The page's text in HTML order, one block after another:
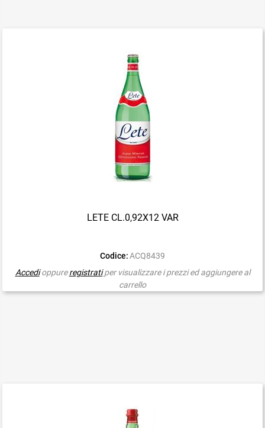
LETE CL.0,92X12 VAR
Codice: ACQ8439
Accedioppureregistrati per visualizzare i prezzi ed aggiungere al
carrello